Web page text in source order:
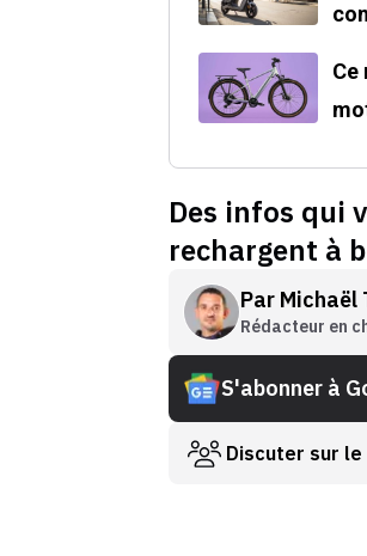
Ce
Des infos qui
rechargent à
Par Michaël
Rédacteur en
S'abonner à
Discuter sur